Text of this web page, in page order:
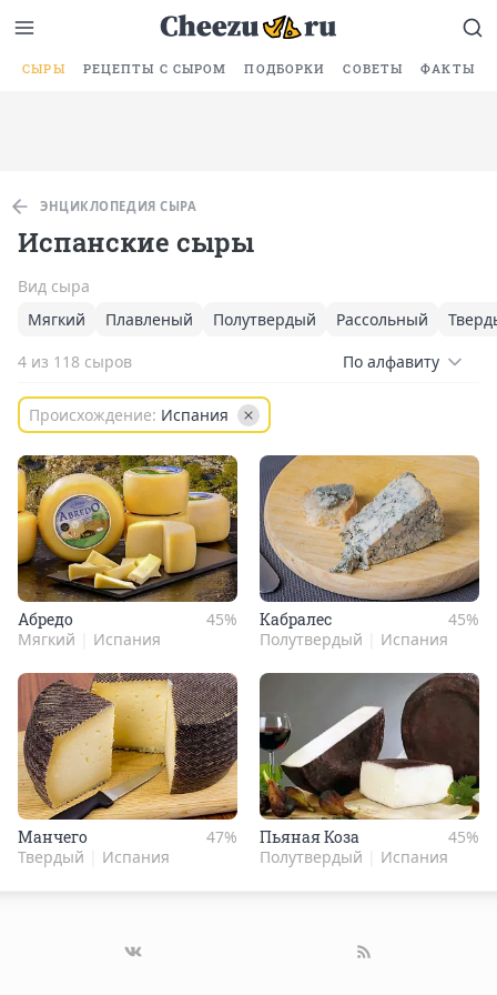
СЫРЫ РЕЦЕПТЫ С СЫРОМ ПОДБОРКИ СОВЕТЫ ФАКТЫ
ЭНЦИКЛОПЕДИЯ СЫРА
Испанские сыры
Вид сыра
Мягкий
Плавленый Полутвердый Рассольный
4 из 118 сыров
По алфавиту
Происхождение: Испания
Абре­до
45%
Мягкий
Испания
Каб­ра­лес
45%
Полутвердый
Испания
Ман­че­го
47%
Твердый
Испания
Пь­яная Коза
45%
Полутвердый
Испания